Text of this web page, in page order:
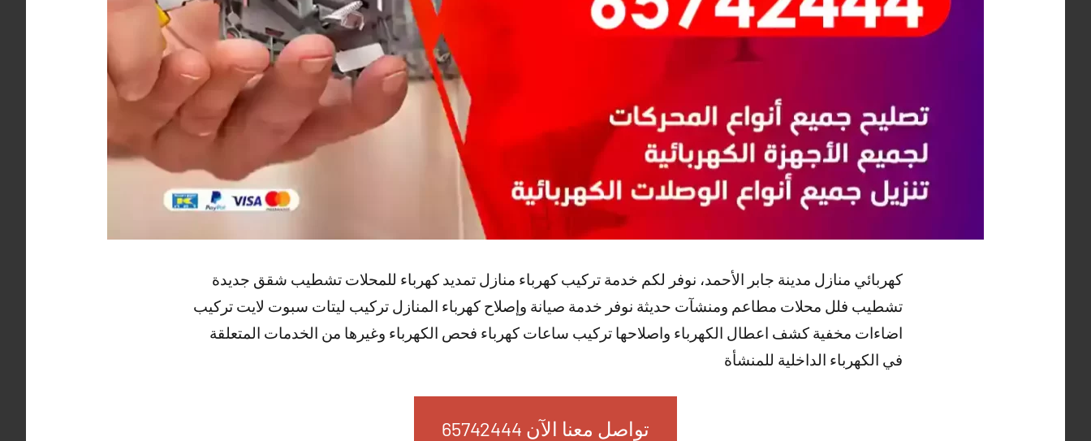
كهربائي منازل مدينة جابر الأحمد، نوفر لكم خدمة تركيب كهرباء منازل تمديد كهرباء للمحلات تشطيب شقق جديدة
تشطيب فلل محلات مطاعم ومنشآت حديثة نوفر خدمة صيانة وإصلاح كهرباء المنازل تركيب ليتات سبوت لايت تركيب
اضاءات مخفية كشف اعطال الكهرباء واصلاحها تركيب ساعات كهرباء فحص الكهرباء وغيرها من الخدمات المتعلقة
في الكهرباء الداخلية للمنشأة
تواصل معنا الآن 65742444